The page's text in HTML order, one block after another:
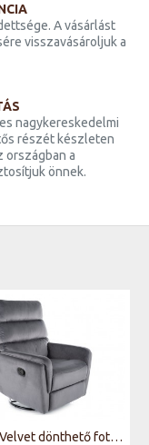
A vásárlást
visszavásároljuk a
nagykereskedelmi
részét készleten
országban a
önnek.
Argos Velvet dönthető fotel szürke (Bluvel 14)